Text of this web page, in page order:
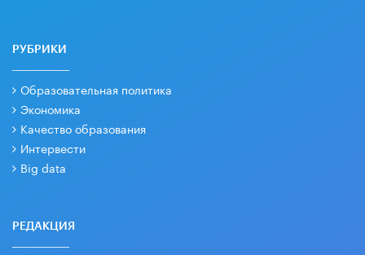
РУБРИКИ
Образовательная политика
Экономика
Качество образования
Интервести
Big data
РЕДАКЦИЯ